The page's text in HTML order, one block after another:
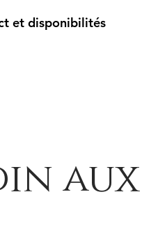
et disponibilités